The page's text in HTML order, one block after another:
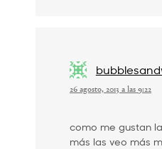
26 agosto, 2013 a las 9:22
como me gustan
más las veo más